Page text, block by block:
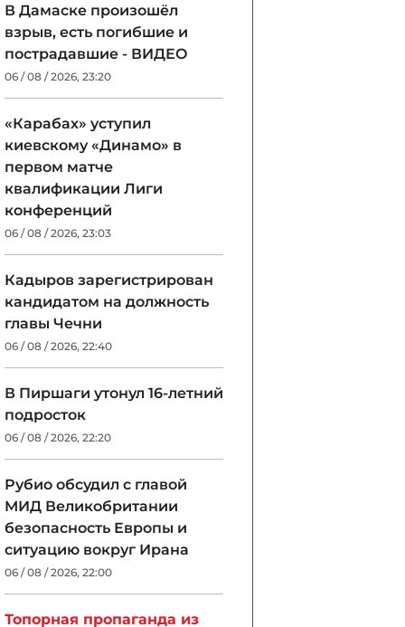
В Дамаске произошёл
взрыв, есть погибшие и
пострадавшие - ВИДЕО
06 / 08 / 2026, 23:20
«Карабах» уступил
киевскому «Динамо» в
первом матче
квалификации Лиги
конференций
06 / 08 / 2026, 23:03
Кадыров зарегистрирован
кандидатом на должность
главы Чечни
06 / 08 / 2026, 22:40
В Пиршаги утонул 16-летний
подросток
06 / 08 / 2026, 22:20
Рубио обсудил с главой
МИД Великобритании
безопасность Европы и
ситуацию вокруг Ирана
06 / 08 / 2026, 22:00
Топорная пропаганда из